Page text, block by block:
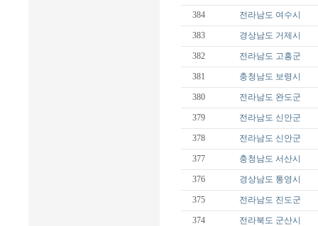
384 전라남도 여수시
383 경상남도 거제시
382 전라남도 고흥군
381 충청남도 보령시
380 전라남도 완도군
379 전라남도 신안군
378 전라남도 신안군
377 충청남도 서산시
376 경상남도 통영시
375 전라남도 진도군
374 전라북도 군산시